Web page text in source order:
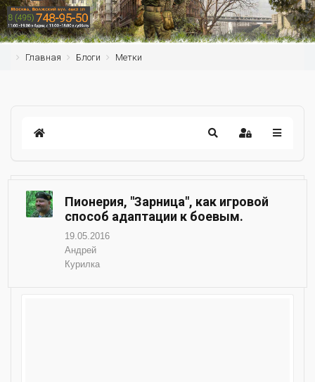
Главная Блоги Метки
Пионерия, "Зарница", как игровой
способ адаптации к боевым.
19.05.2016
Андрей
Курилка